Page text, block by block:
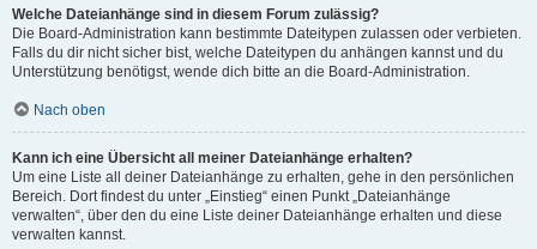
Welche Dateianhänge sind in diesem Forum zulässig?
Die Board-Administration kann bestimmte Dateitypen zulassen oder verbieten.
Falls du dir nicht sicher bist, welche Dateitypen du anhängen kannst und du
Unterstützung benötigst, wende dich bitte an die Board-Administration.
Nach oben
Kann ich eine Übersicht all meiner Dateianhänge erhalten?
Um eine Liste all deiner Dateianhänge zu erhalten, gehe in den persönlichen
Bereich. Dort findest du unter „Einstieg“ einen Punkt „Dateianhänge
verwalten“, über den du eine Liste deiner Dateianhänge erhalten und diese
verwalten kannst.